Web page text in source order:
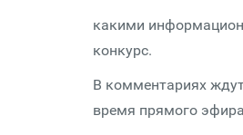
какими
конкурс.
В комментариях
время прямого